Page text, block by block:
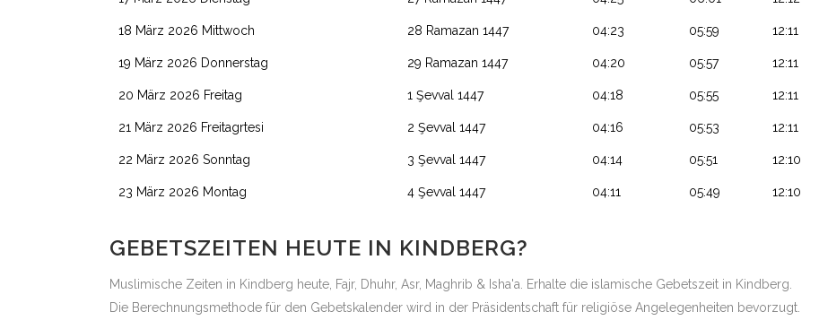
18 März 2026 Mittwoch 28 Ramazan 1447 04:23 05:59 12:11
19 März 2026 Donnerstag 29 Ramazan 1447 04:20 05:57 12:11
20 März 2026 Freitag 1 Şevval 1447 04:18 05:55 12:11
21 März 2026 Freitagrtesi 2 Şevval 1447 04:16 05:53 12:11
22 März 2026 Sonntag 3 Şevval 1447 04:14 05:51 12:10
23 März 2026 Montag 4 Şevval 1447 04:11 05:49 12:10
GEBETSZEITEN HEUTE IN KINDBERG?
Muslimische Zeiten in Kindberg heute, Fajr, Dhuhr, Asr, Maghrib & Isha'a. Erhalte die islamische Gebetszeit in Kindberg.
Die Berechnungsmethode für den Gebetskalender wird in der Präsidentschaft für religiöse Angelegenheiten bevorzugt.